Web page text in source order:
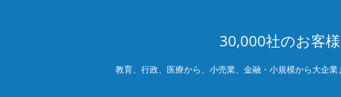
30,000社のお客
教育、行政、医療から、小売業、金融・小規模から大企